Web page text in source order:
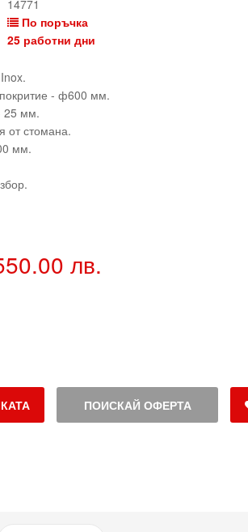
14771
По поръчка
25 работни дни
- ф600 мм.
25 мм.
от стомана.
мм.
лв.
ПОИСКАЙ ОФЕРТА